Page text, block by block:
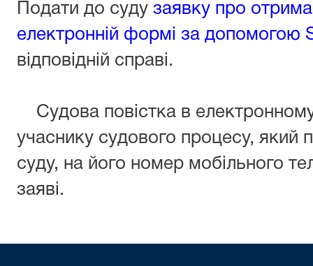
Подати до суду заявку про
електронній формі за допомогою
відповідній справі.
Судова повістка в
учаснику судового процесу, який
суду, на його номер мобільного
заяві.